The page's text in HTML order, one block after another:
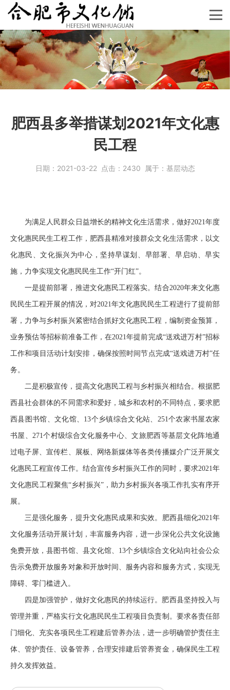
肥西县多举措谋划2021年文化惠
民工程
日期： 2021-03-22 点击： 2430 属于： 基层动态
为满足人民群众日益增长的精神文化生活需求，做好2021年度
文化惠民民生工程工作，肥西县精准对接群众文化生活需求，以文
化惠民、文化振兴为中心，坚持早谋划、早部署、早启动、早实
施，力争实现文化惠民民生工作“开门红”。
一是提前部署，推进文化惠民工程落实。结合2020年来文化惠
民民生工程开展的情况，对2021年文化惠民民生工程进行了提前部
署，力争与乡村振兴紧密结合抓好文化惠民工程，编制资金预算，
业务预估等招标前准备工作，在2021年提前完成“送戏进万村”招标
工作和项目活动计划安排，确保按照时间节点完成“送戏进万村”任
务。
二是积极宣传，提高文化惠民工程与乡村振兴相结合。根据肥
西县社会群体的不同需求和爱好，城乡和农村的不同特点，要求肥
西县图书馆、文化馆、13个乡镇综合文化站、251个农家书屋农家
书屋、271个村级综合文化服务中心、文旅肥西等基层文化阵地通
过电子屏、宣传栏、展板、网络新媒体等各类传播媒介广泛开展文
化惠民工程宣传工作。结合宣传乡村振兴工作的同时，要求2021年
文化惠民工程聚焦“乡村振兴”，助力乡村振兴各项工作扎实有序开
展。
三是强化服务，提升文化惠民成果和实效。肥西县细化2021年
文化服务活动开展计划，丰富服务内容，进一步深化公共文化设施
免费开放，县图书馆、县文化馆、13个乡镇综合文化站向社会公众
告示免费开放服务对象和开放时间、服务内容和服务方式，实现无
障碍、零门槛进入。
四是加强管护，做好文化惠民的持续运行。肥西县坚持投入与
管理并重，严格实行文化惠民民生工程项目负责制。要求各责任部
门细化、充实各项民生工程建后管养办法，进一步明确管护责任主
体、管护责任、设备管养，合理安排建后管养资金，确保民生工程
持久发挥效益。